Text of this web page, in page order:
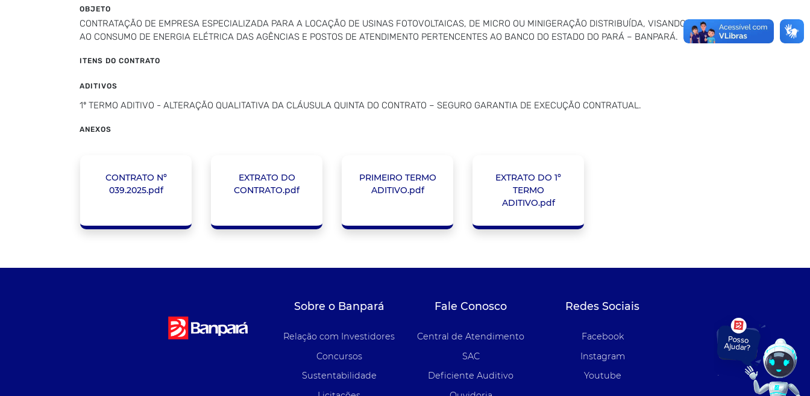
OBJETO
CONTRATAÇÃO DE EMPRESA ESPECIALIZADA PARA A LOCAÇÃO DE USINAS FOTOVOLTAICAS, DE MICRO OU MINIGERAÇÃO DISTRIBUÍDA, VISANDO ATENDER
AO CONSUMO DE ENERGIA ELÉTRICA DAS AGÊNCIAS E POSTOS DE ATENDIMENTO PERTENCENTES AO BANCO DO ESTADO DO PARÁ – BANPARÁ.
ITENS DO CONTRATO
ADITIVOS
1º TERMO ADITIVO - ALTERAÇÃO QUALITATIVA DA CLÁUSULA QUINTA DO CONTRATO – SEGURO GARANTIA DE EXECUÇÃO CONTRATUAL.
ANEXOS
CONTRATO Nº
039.2025.pdf
EXTRATO DO
CONTRATO.pdf
PRIMEIRO TERMO
ADITIVO.pdf
EXTRATO DO 1º
TERMO
ADITIVO.pdf
Sobre o Banpará
Relação com Investidores
Concursos
Sustentabilidade
Fale Conosco
Central de Atendimento
SAC
Deficiente Auditivo
Redes Sociais
Facebook
Instagram
Youtube